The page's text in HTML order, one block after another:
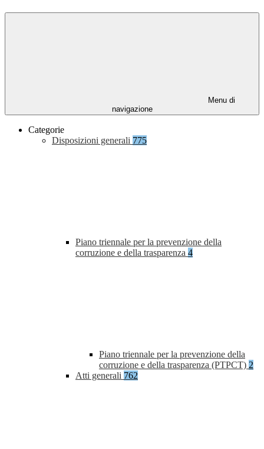
Menu di
navigazione
Categorie
Disposizioni generali 775
Piano triennale per la prevenzione della
corruzione e della trasparenza 4
Piano triennale per la prevenzione della
corruzione e della trasparenza (PTPCT) 2
Atti generali 762